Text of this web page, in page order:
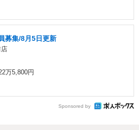
募集/8月5日更新
万5,800円
Sponsored by